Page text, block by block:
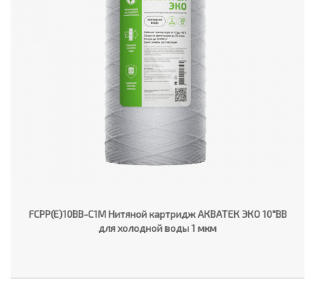
FCPP(E)10BB-C1M Нитяной картридж АКВАТЕК ЭКО 10"ВВ
для холодной воды 1 мкм